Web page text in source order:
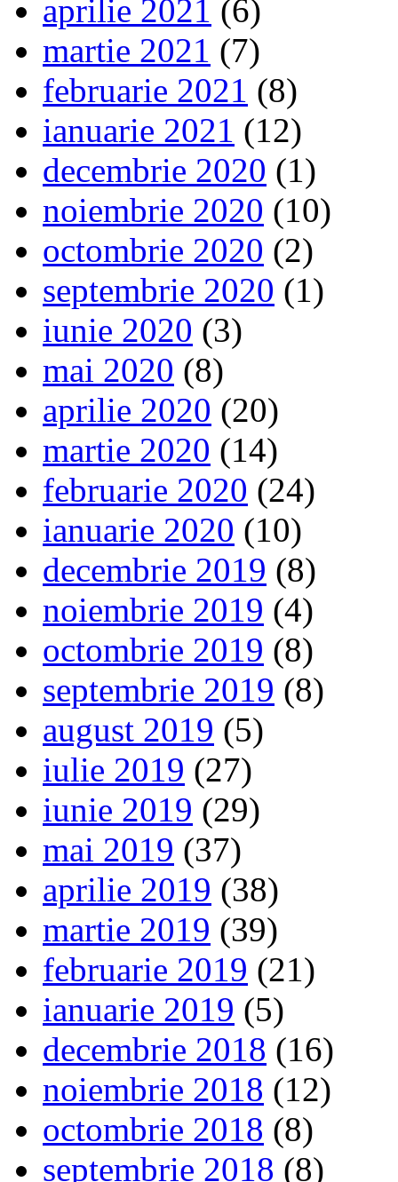
aprilie 2021 (6)
martie 2021 (7)
februarie 2021 (8)
ianuarie 2021 (12)
decembrie 2020 (1)
noiembrie 2020 (10)
octombrie 2020 (2)
septembrie 2020 (1)
iunie 2020 (3)
mai 2020 (8)
aprilie 2020 (20)
martie 2020 (14)
februarie 2020 (24)
ianuarie 2020 (10)
decembrie 2019 (8)
noiembrie 2019 (4)
octombrie 2019 (8)
septembrie 2019 (8)
august 2019 (5)
iulie 2019 (27)
iunie 2019 (29)
mai 2019 (37)
aprilie 2019 (38)
martie 2019 (39)
februarie 2019 (21)
ianuarie 2019 (5)
decembrie 2018 (16)
noiembrie 2018 (12)
octombrie 2018 (8)
septembrie 2018 (8)